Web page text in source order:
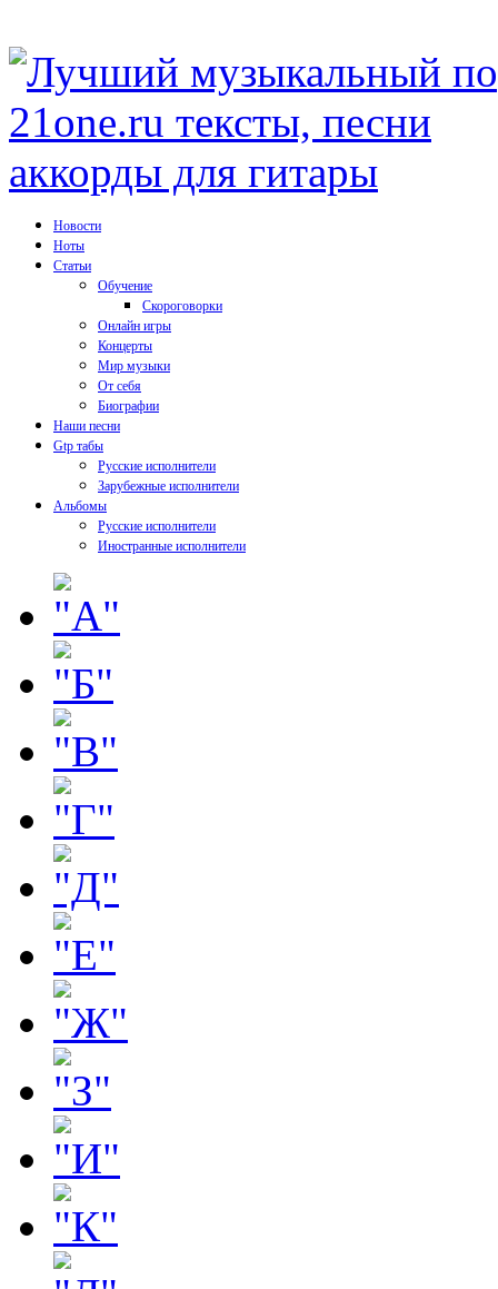
Новости
Ноты
Статьи
Обучение
Скороговорки
Онлайн игры
Концерты
Мир музыки
От себя
Биографии
Наши песни
Gtp табы
Русские исполнители
Зарубежные исполнители
Альбомы
Русские исполнители
Иностранные исполнители